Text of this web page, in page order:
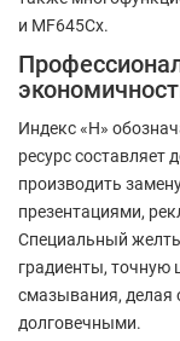
и MF645Cx.
Индекс «H»
ресурс составляет
производить
презентациями,
Специальный
градиенты, точную
смазывания, делая
долговечными.